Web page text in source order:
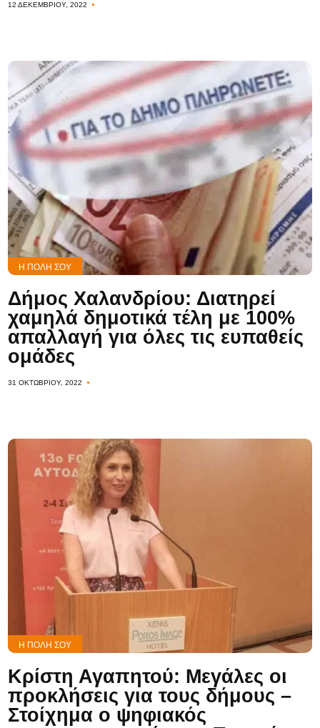
12 ΔΕΚΕΜΒΡΊΟΥ, 2022
Η ΠΌΛΗ ΣΟΥ
Δήμος Χαλανδρίου: Διατηρεί
χαμηλά δημοτικά τέλη με 100%
απαλλαγή για όλες τις ευπαθείς
ομάδες
31 ΟΚΤΩΒΡΊΟΥ, 2022
Η ΠΌΛΗ ΣΟΥ
Κρίστη Αγαπητού: Μεγάλες οι
προκλήσεις για τους δήμους –
Στοίχημα ο ψηφιακός